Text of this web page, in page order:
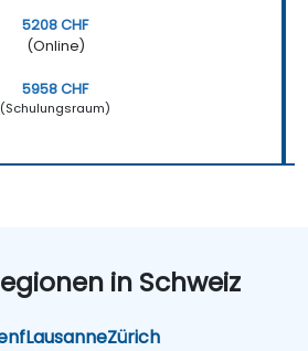
5208 CHF
(Online)
5958 CHF
(Schulungsraum)
in Schweiz
LausanneZürich